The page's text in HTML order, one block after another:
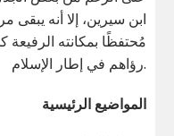
ابن سيرين، إلا أنه يبقى
مُحتفظًا بمكانته
رؤاهم في إطار الإسلام.
المواضيع الرئيسية